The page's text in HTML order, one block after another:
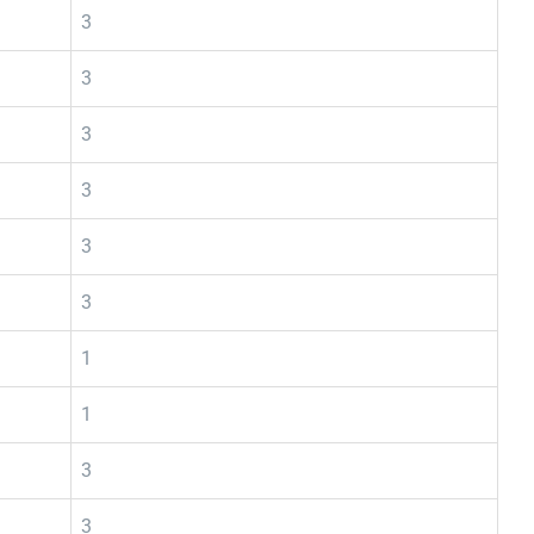
3
3
3
3
3
3
1
1
3
3